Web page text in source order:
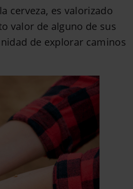
cerveza, es valorizado
valor de alguno de sus
de explorar caminos